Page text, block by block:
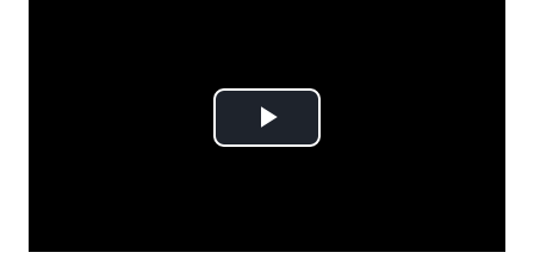
Video